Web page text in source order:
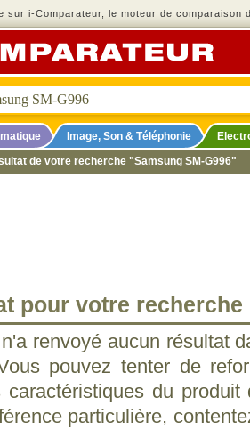
sur i-Comparateur, le moteur de comparaison
Image, Son & Téléphonie
de votre recherche "Samsung SM-G996"
pour votre recherche
renvoyé aucun résultat
pouvez tenter de
caractéristiques du
particulière,